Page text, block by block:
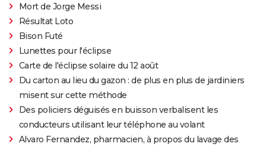
Mort de Jorge Messi
Résultat Loto
Bison Futé
Lunettes pour l'éclipse
Carte de l'éclipse solaire du 12 août
Du carton au lieu du gazon : de plus en plus de jardiniers
misent sur cette méthode
Des policiers déguisés en buisson verbalisent les
conducteurs utilisant leur téléphone au volant
Alvaro Fernandez, pharmacien, à propos du lavage des